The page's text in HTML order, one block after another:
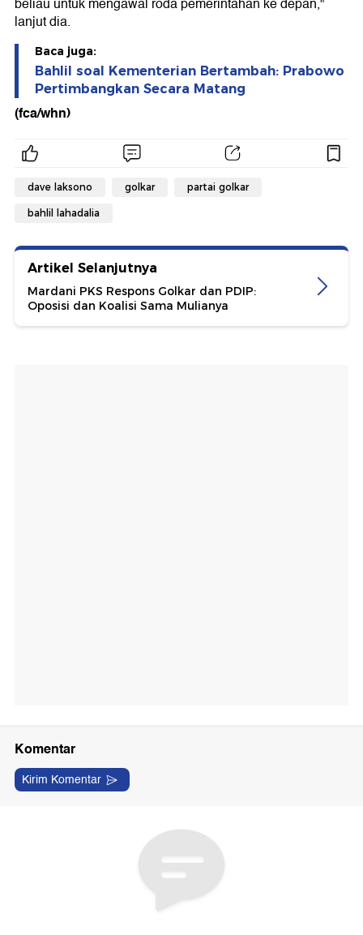
beliau untuk mengawal roda pemerintahan ke depan,"
lanjut dia.
Baca juga:
Bahlil soal Kementerian Bertambah: Prabowo
Pertimbangkan Secara Matang
(fca/whn)
dave laksono golkar partai golkar
bahlil lahadalia
Artikel Selanjutnya
Mardani PKS Respons Golkar dan PDIP:
Oposisi dan Koalisi Sama Mulianya